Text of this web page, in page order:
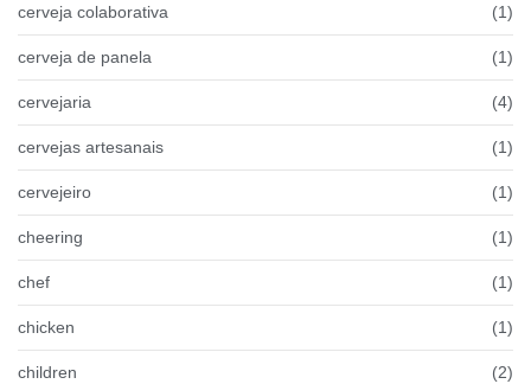
cerveja colaborativa (1)
cerveja de panela (1)
cervejaria (4)
cervejas artesanais (1)
cervejeiro (1)
cheering (1)
chef (1)
chicken (1)
children (2)